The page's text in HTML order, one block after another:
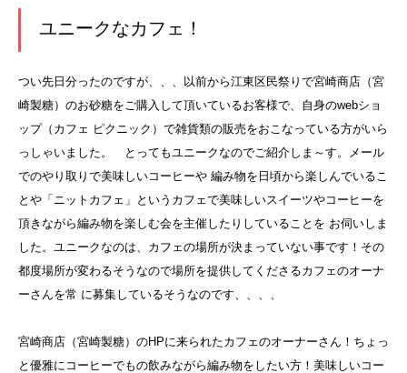
ユニークなカフェ！
つい先日分ったのですが、、、以前から江東区民祭りで宮崎商店（宮
崎製糖）のお砂糖をご購入して頂いているお客様で、自身のwebショ
ップ（カフェ ピクニック）で雑貨類の販売をおこなっている方がいら
っしゃいました。 とってもユニークなのでご紹介しま～す。メール
でのやり取りで美味しいコーヒーや 編み物を日頃から楽しんでいるこ
とや「ニットカフェ」というカフェで美味しいスイーツやコーヒーを
頂きながら編み物を楽しむ会を主催したりしていることを お伺いしま
した。ユニークなのは、カフェの場所が決まっていない事です！その
都度場所が変わるそうなので場所を提供してくださるカフェのオーナ
ーさんを常 に募集しているそうなのです、、、、
宮崎商店（宮崎製糖）のHPに来られたカフェのオーナーさん！ちょっ
と優雅にコーヒーでもの飲みながら編み物をしたい方！美味しいコー